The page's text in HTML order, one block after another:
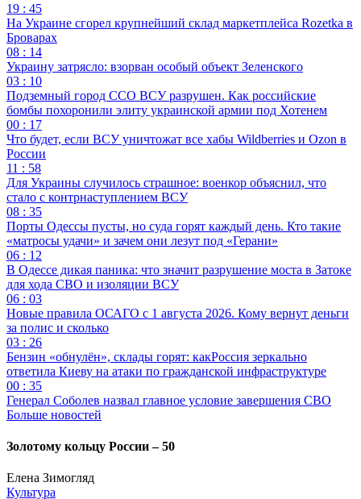
19 : 45
На Украине сгорел крупнейший склад маркетплейса Rozetka в
Броварах
08 : 14
Украину затрясло: взорван особый объект Зеленского
03 : 10
Подземный город ССО ВСУ разрушен. Как российские
бомбы похоронили элиту украинской армии под Хотенем
00 : 17
Что будет, если ВСУ уничтожат все хабы Wildberries и Ozon в
России
11 : 58
Для Украины случилось страшное: военкор объяснил, что
стало с контрнаступлением ВСУ
08 : 35
Порты Одессы пусты, но суда горят каждый день. Кто такие
«матросы удачи» и зачем они лезут под «Герани»
06 : 12
В Одессе дикая паника: что значит разрушение моста в Затоке
для хода СВО и изоляции ВСУ
06 : 03
Новые правила ОСАГО с 1 августа 2026. Кому вернут деньги
за полис и сколько
03 : 26
Бензин «обнулён», склады горят: какРоссия зеркально
ответила Киеву на атаки по гражданской инфраструктуре
00 : 35
Генерал Соболев назвал главное условие завершения СВО
Больше новостей
Золотому кольцу России – 50
Елена Зимогляд
Культура